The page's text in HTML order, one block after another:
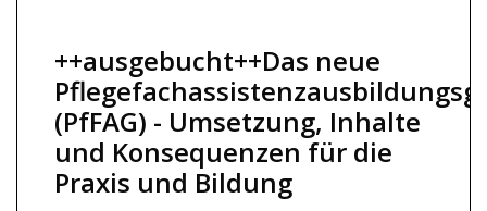
++ausgebucht++Das neue
(PfFAG) - Umsetzung, Inhalte
und Konsequenzen für die
Praxis und Bildung